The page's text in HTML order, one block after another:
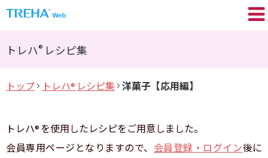
トレハ ® レシピ集
トレハ® レシピ集
トップ トレハ® レシピ集 洋菓子【応用編】
トレハ® を使用したレシピをご用意しました。
会員専用ページとなりますので、 会員登録・ログイン後に